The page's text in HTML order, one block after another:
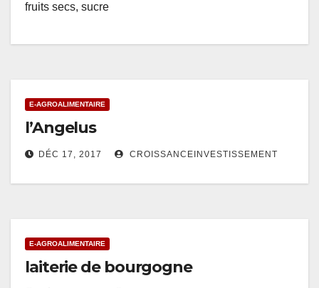
fruits secs, sucre
E-AGROALIMENTAIRE
l’Angelus
DÉC 17, 2017 CROISSANCEINVESTISSEMENT
E-AGROALIMENTAIRE
laiterie de bourgogne